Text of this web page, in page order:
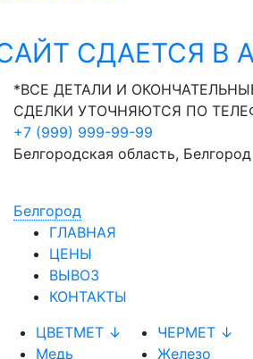
СДАЕТСЯ В
*ВСЕ ДЕТАЛИ И
СДЕЛКИ УТОЧНЯЮТСЯ ПО
+7 (999) 999-99-99
Белгородская область, Белгород
Белгород
ГЛАВНАЯ
ЦЕНЫ
ВЫВОЗ
КОНТАКТЫ
ЦВЕТМЕТ ↓
Медь
ЧЕРМЕТ ↓
Железо